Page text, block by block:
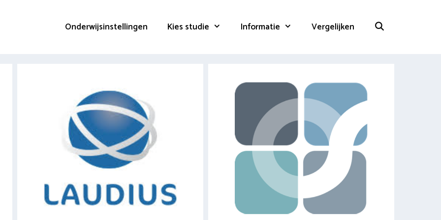
Onderwijsinstellingen Kies studie Informatie Vergelijken